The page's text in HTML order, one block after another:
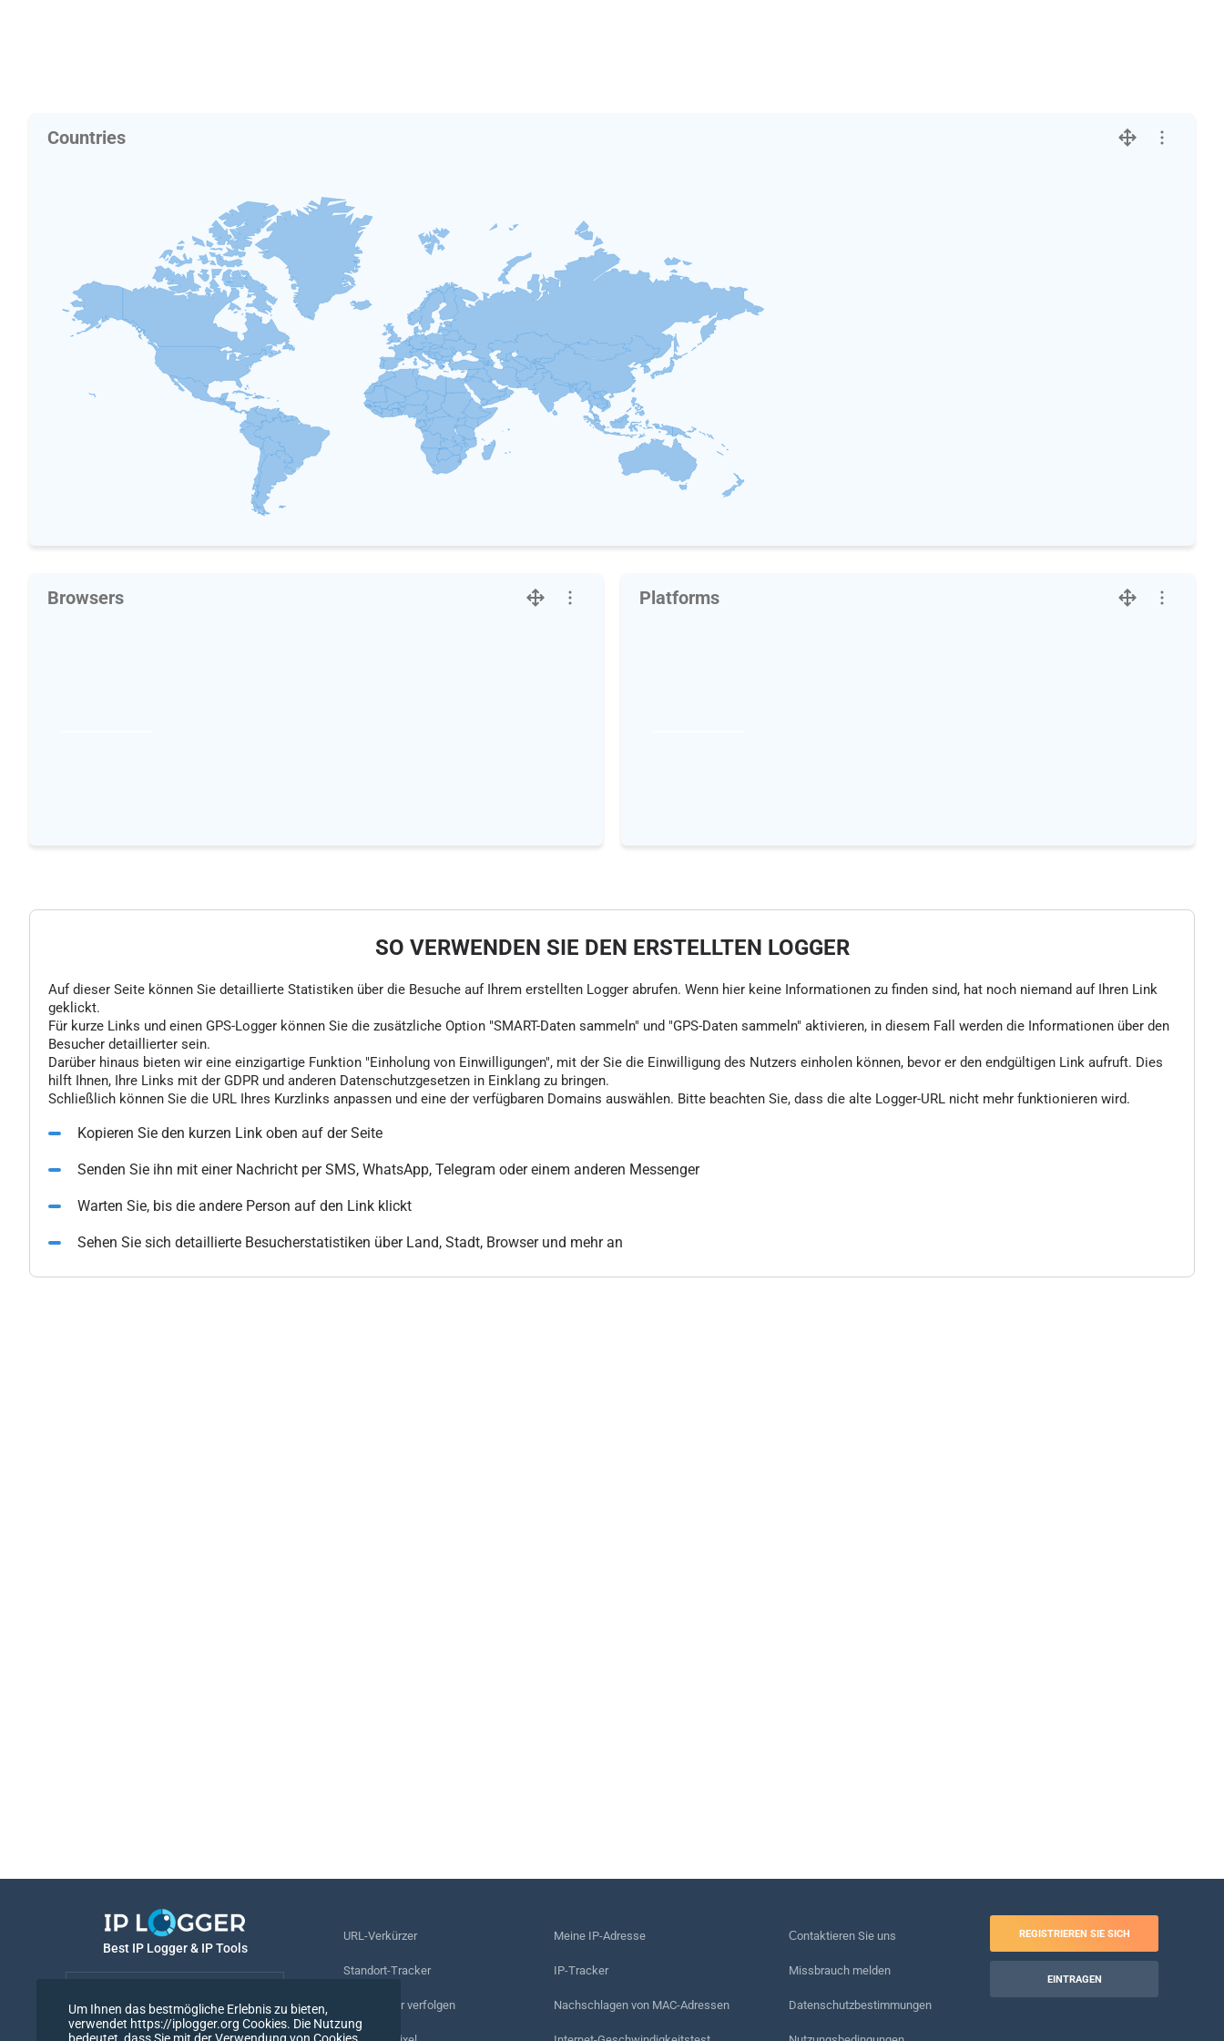
Countries
Browsers Platforms
SO VERWENDEN SIE DEN ERSTELLTEN LOGGER
Auf dieser Seite können Sie detaillierte Statistiken über die Besuche auf Ihrem erstellten Logger abrufen. Wenn hier keine Informationen zu finden sind, hat noch niemand auf Ihren Link
geklickt.
Für kurze Links und einen GPS-Logger können Sie die zusätzliche Option "SMART-Daten sammeln" und "GPS-Daten sammeln" aktivieren, in diesem Fall werden die Informationen über den
Besucher detaillierter sein.
Darüber hinaus bieten wir eine einzigartige Funktion "Einholung von Einwilligungen", mit der Sie die Einwilligung des Nutzers einholen können, bevor er den endgültigen Link aufruft. Dies
hilft Ihnen, Ihre Links mit der GDPR und anderen Datenschutzgesetzen in Einklang zu bringen.
Schließlich können Sie die URL Ihres Kurzlinks anpassen und eine der verfügbaren Domains auswählen. Bitte beachten Sie, dass die alte Logger-URL nicht mehr funktionieren wird.
Kopieren Sie den kurzen Link oben auf der Seite
Senden Sie ihn mit einer Nachricht per SMS, WhatsApp, Telegram oder einem anderen Messenger
Warten Sie, bis die andere Person auf den Link klickt
Sehen Sie sich detaillierte Besucherstatistiken über Land, Stadt, Browser und mehr an
Best IP Logger & IP Tools
Deutsch
URL-Verkürzer
Standort-Tracker
Rufnummer verfolgen
Meine IP-Adresse
IP-Tracker
Nachschlagen von MAC-Adressen
Сontaktieren Sie uns
Missbrauch melden
Datenschutzbestimmungen
REGISTRIEREN SIE SICH
EINTRAGEN
Um Ihnen das bestmögliche Erlebnis zu bieten,
verwendet https://iplogger.org Cookies. Die Nutzung